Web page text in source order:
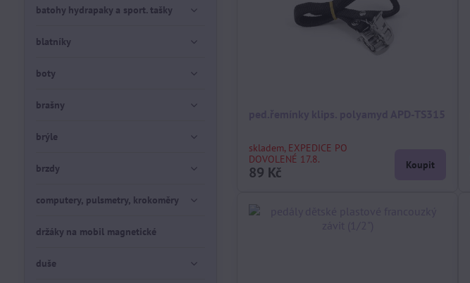
skladem, EXPEDICE PO
DOVOLENÉ 17.8.
89 Kč Koupit
batohy hydrapaky a sport. tašky
blatníky
boty
brašny
brýle
brzdy
computery, pulsmetry, krokoměry
držáky na mobil magnetické
duše